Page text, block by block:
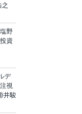
野
資
デ
視
井駿